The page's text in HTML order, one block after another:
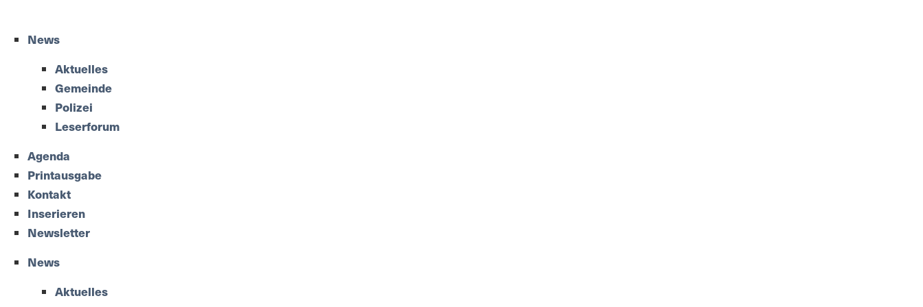
News
Aktuelles
Gemeinde
Polizei
Leserforum
Agenda
Printausgabe
Kontakt
Inserieren
Newsletter
News
Aktuelles